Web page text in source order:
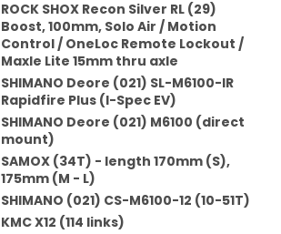
ROCK SHOX Recon Silver RL (29)
Boost, 100mm, Solo Air / Motion
Control / OneLoc Remote Lockout /
Maxle Lite 15mm thru axle
SHIMANO Deore (021) SL-M6100-IR
Rapidfire Plus (I-Spec EV)
SHIMANO Deore (021) M6100 (direct
mount)
SAMOX (34T) - length 170mm (S),
175mm (M - L)
SHIMANO (021) CS-M6100-12 (10-51T)
KMC X12 (114 links)